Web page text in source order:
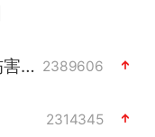
河南刑案嫌犯被抓 逃窜时伤害多人 2389606
2314345